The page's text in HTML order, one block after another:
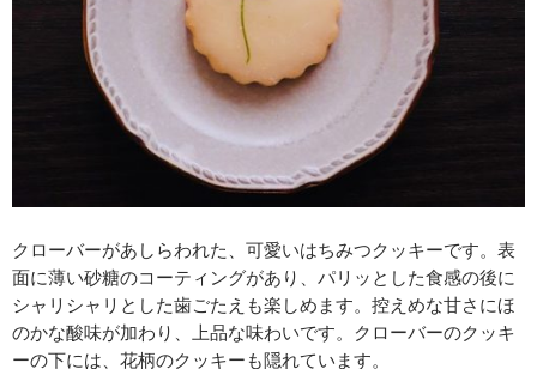
クローバーがあしらわれた、可愛いはちみつクッキーです。表
面に薄い砂糖のコーティングがあり、パリッとした食感の後に
シャリシャリとした歯ごたえも楽しめます。控えめな甘さにほ
のかな酸味が加わり、上品な味わいです。クローバーのクッキ
ーの下には、花柄のクッキーも隠れています。